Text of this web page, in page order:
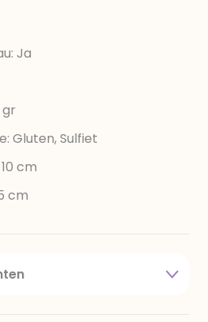
Ja
Gluten, Sulfiet
cm
cm
salmiakzout